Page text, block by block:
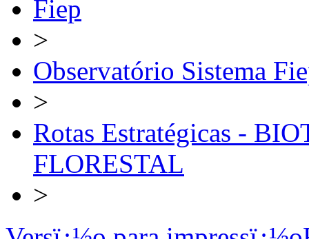
Fiep
>
Observatório Sistema
>
Rotas Estratégicas -
FLORESTAL
>